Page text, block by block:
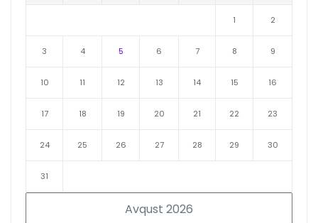
Avqust 2026
1 2
3 4 5 6 7 8 9
10 11 12 13 14 15 16
17 18 19 20 21 22 23
24 25 26 27 28 29 30
31